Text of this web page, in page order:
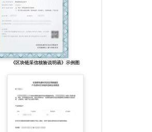
《区块链采信核验说明函》示例图